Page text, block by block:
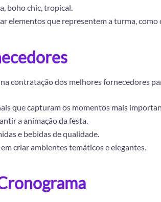
boho chic, tropical.
elementos que representem a turma, como
contratação dos melhores fornecedores
que capturam os momentos mais
a animação da festa.
e bebidas de qualidade.
criar ambientes temáticos e elegantes.